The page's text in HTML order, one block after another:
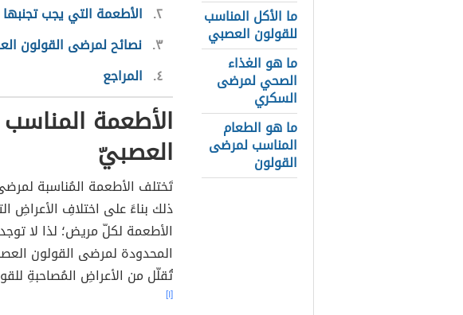
ما الأكل المناسب
للقولون العصبي
ما هو الغذاء
الصحي لمرضى
السكري
ما هو الطعام
المناسب لمرضى
القولون
٢ الأطعمة التي يجب
٣ نصائح لمرضى القولون
٤ المراجع
الأطعمة
العصبيّ
تَختلف الأطعمة المُناسبة
ذلك بناءً على اختلافِ
الأطعمة لكلّ مريض؛ لذا لا
المحدودة لمرضى القولون
تُقلّل من الأعراضِ المُصاحبةِ
[١]